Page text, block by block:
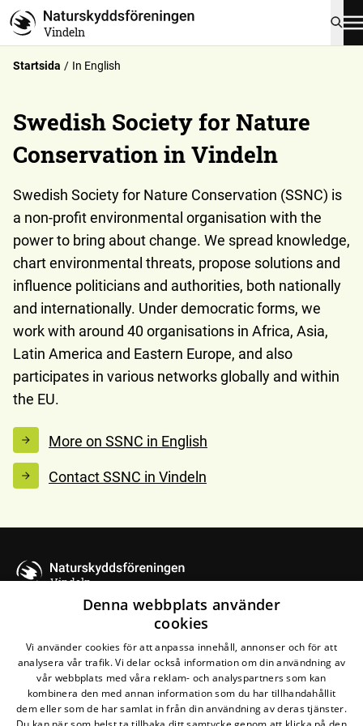
Vindeln
Startsida In English
Swedish Society for Nature
Conservation in Vindeln
Swedish Society for Nature Conservation (SSNC) is
a non-profit environmental organisation with the
power to bring about change. We spread knowledge,
chart environmental threats, propose solutions and
influence politicians and authorities, both nationally
and internationally. Under democratic forms, we
work with around 40 organisations in Africa, Asia,
Latin America and Eastern Europe, and also
participates in various networks globally and within
the EU.
More on SSNC in English
Contact SSNC in Vindeln
Vindeln
Kontakta oss
Naturskyddsföreningen Vindeln
Maila oss
Denna webbplats använder
cookies
Vi använder cookies för att anpassa innehåll, annonser och för att
analysera vår trafik. Vi delar också information om din användning av
vår webbplats med våra reklam- och analyspartners som kan
kombinera den med annan information som du har tillhandahållit
dem eller som de har samlat in från din användning av deras tjänster.